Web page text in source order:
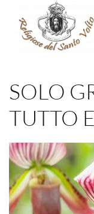
SOLO
TUTTO